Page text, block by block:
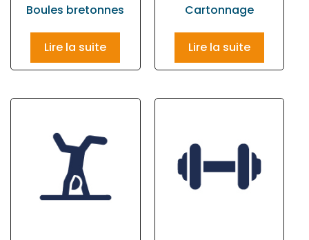
Boules bretonnes
Lire la suite
Cartonnage
Lire la suite